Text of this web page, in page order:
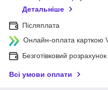
Детальніше
Післяплата
Онлайн-оплата карткою
Безготівковий
Всі умови оплати